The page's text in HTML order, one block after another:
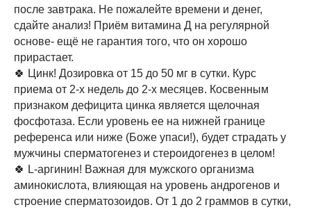
после завтрака. Не пожалейте времени и денег,
сдайте анализ! Приём витамина Д на регулярной
основе- ещё не гарантия того, что он хорошо
прирастает.
🍀 Цинк! Дозировка от 15 до 50 мг в сутки. Курс
приема от 2-х недель до 2-х месяцев. Косвенным
признаком дефицита цинка является щелочная
фосфотаза. Если уровень ее на нижней границе
референса или ниже (Боже упаси!), будет страдать у
мужчины сперматогенез и стероидогенез в целом!
🍀 L-аргинин! Важная для мужского организма
аминокислота, влияющая на уровень андрогенов и
строение сперматозоидов. От 1 до 2 граммов в сутки,